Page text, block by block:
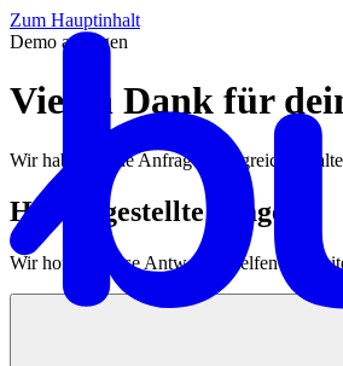
Zum Hauptinhalt
Demo anfragen
Vielen Dank für
Wir haben deine Anfrage erfolgreich
Häufig gestellte Fragen
Wir hoffen, diese Antworten helfen dir